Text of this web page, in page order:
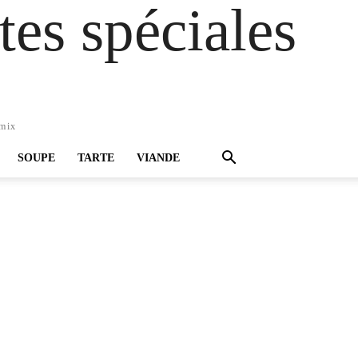
spéciales
SOUPE TARTE VIANDE